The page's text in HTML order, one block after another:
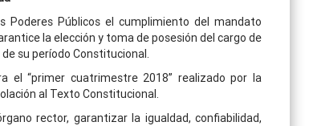
Poderes Públicos el cumplimiento del mandato
la elección y toma de posesión del cargo de
su período Constitucional.
el “primer cuatrimestre 2018” realizado por la
al Texto Constitucional.
rector, garantizar la igualdad, confiabilidad,